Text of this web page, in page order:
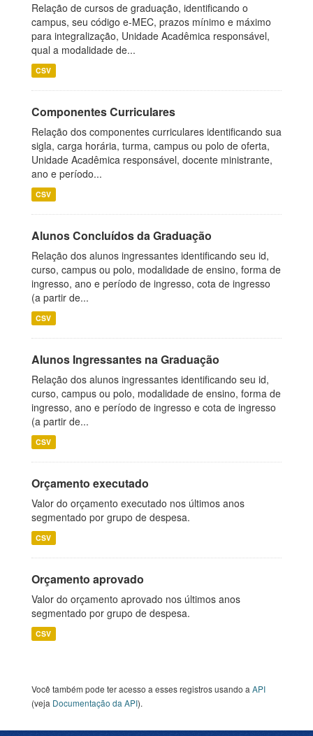
Relação de cursos de graduação, identificando o
campus, seu código e-MEC, prazos mínimo e máximo
para integralização, Unidade Acadêmica responsável,
qual a modalidade de...
CSV
Componentes Curriculares
Relação dos componentes curriculares identificando sua
sigla, carga horária, turma, campus ou polo de oferta,
Unidade Acadêmica responsável, docente ministrante,
ano e período...
CSV
Alunos Concluídos da Graduação
Relação dos alunos ingressantes identificando seu id,
curso, campus ou polo, modalidade de ensino, forma de
ingresso, ano e período de ingresso, cota de ingresso
(a partir de...
CSV
Alunos Ingressantes na Graduação
Relação dos alunos ingressantes identificando seu id,
curso, campus ou polo, modalidade de ensino, forma de
ingresso, ano e período de ingresso e cota de ingresso
(a partir de...
CSV
Orçamento executado
Valor do orçamento executado nos últimos anos
segmentado por grupo de despesa.
CSV
Orçamento aprovado
Valor do orçamento aprovado nos últimos anos
segmentado por grupo de despesa.
CSV
Você também pode ter acesso a esses registros usando a API
(veja Documentação da API).